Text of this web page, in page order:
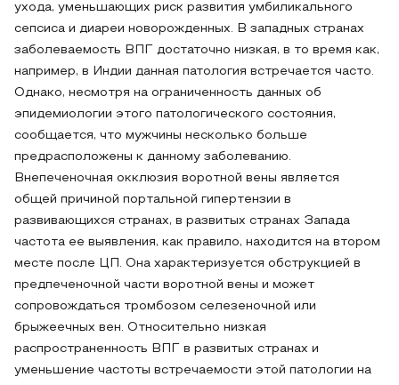
ухода, уменьшающих риск развития умбиликального
сепсиса и диареи новорожденных. В западных странах
заболеваемость ВПГ достаточно низкая, в то время как,
например, в Индии данная патология встречается часто.
Однако, несмотря на ограниченность данных об
эпидемиологии этого патологического состояния,
сообщается, что мужчины несколько больше
предрасположены к данному заболеванию.
Внепеченочная окклюзия воротной вены является
общей причиной портальной гипертензии в
развивающихся странах, в развитых странах Запада
частота ее выявления, как правило, находится на втором
месте после ЦП. Она характеризуется обструкцией в
предпеченочной части воротной вены и может
сопровождаться тромбозом селезеночной или
брыжеечных вен. Относительно низкая
распространенность ВПГ в развитых странах и
уменьшение частоты встречаемости этой патологии на